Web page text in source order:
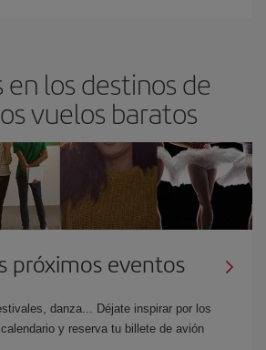
en los destinos de
vuelos baratos
próximos eventos
danza... Déjate inspirar por los
y reserva tu billete de avión